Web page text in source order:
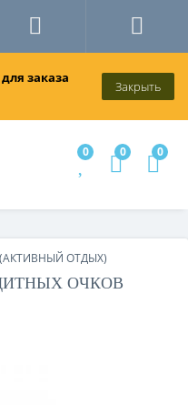
заказа
Закрыть
0 0 0
ОТДЫХ)
ОЧКОВ